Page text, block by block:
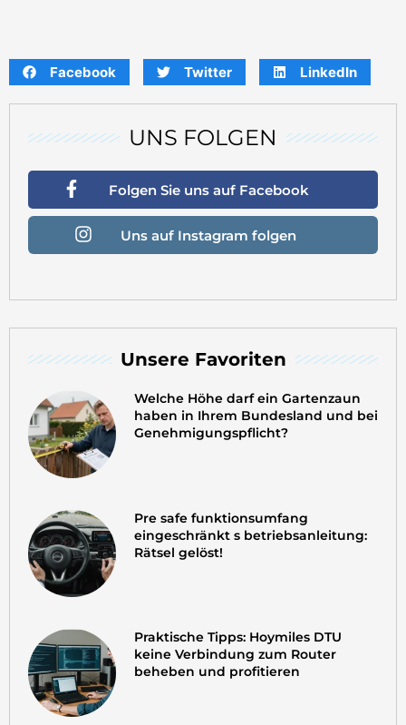
UNS FOLGEN
Folgen Sie uns auf Facebook
Uns auf Instagram folgen
Unsere Favoriten
Welche Höhe darf ein Gartenzaun
haben in Ihrem Bundesland und bei
Genehmigungspflicht?
Pre safe funktionsumfang
eingeschränkt s betriebsanleitung:
Rätsel gelöst!
Praktische Tipps: Hoymiles DTU
keine Verbindung zum Router
beheben und profitieren
Facebook Twitter LinkedIn